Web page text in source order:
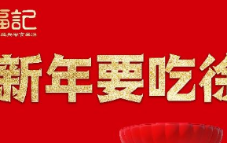
哈電集團原黨委常委、紀委書記楊宏
71歲小巴司機服感冒藥後駕車輾斃
中環26歲交易員挪用5000萬 傳炒海
工聯會攜手深圳希華愛康健醫院 啟
持刀強闖中國駐日大使館 村田晃大